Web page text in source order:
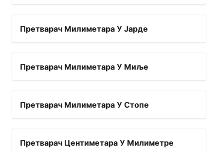
Претварач Милиметара У Јарде
Претварач Милиметара У Миље
Претварач Милиметара У Стопе
Претварач Центиметара У Милиметре